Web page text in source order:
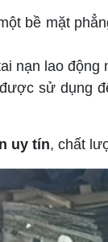
bề mặt
nạn lao
sử dụng
uy tín, chất